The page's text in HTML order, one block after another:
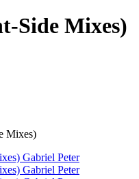
Side Mixes)
Mixes)